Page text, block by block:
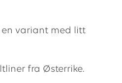
en variant med litt
fra Østerrike.